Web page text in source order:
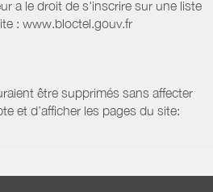
a le droit de s'inscrire sur une liste
: www.bloctel.gouv.fr
être supprimés sans affecter
et d’afficher les pages du site: